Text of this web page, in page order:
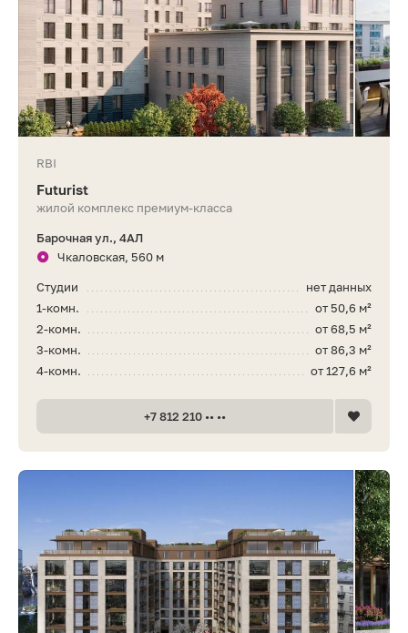
RBI
Futurist
жилой комплекс премиум-класса
Барочная ул., 4АЛ
Чкаловская, 560 м
нет данных
Студии
от 50,6 м²
1-комн.
от 68,5 м²
2-комн.
от 86,3 м²
3-комн.
от 127,6 м²
4-комн.
+7 812 210 •• ••